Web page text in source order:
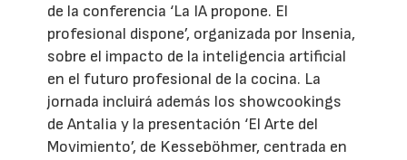
de la conferencia ‘La IA propone. El
profesional dispone’, organizada por Insenia,
sobre el impacto de la inteligencia artificial
en el futuro profesional de la cocina. La
jornada incluirá además los showcookings
de Antalia y la presentación ‘El Arte del
Movimiento’, de Kesseböhmer, centrada en